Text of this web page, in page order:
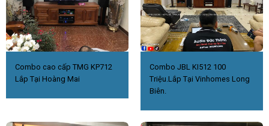
Combo cao cấp TMG KP712
Lắp Tại Hoàng Mai
Combo JBL KI512 100
Triệu.Lắp Tại Vinhomes Long
Biên.